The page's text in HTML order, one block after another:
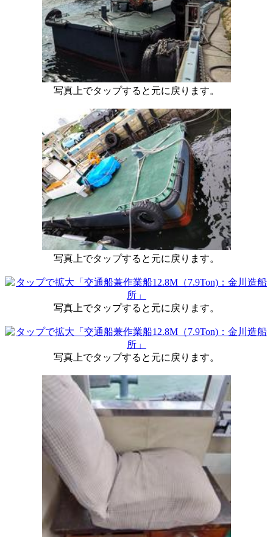
写真上でタップすると元に戻ります。
写真上でタップすると元に戻ります。
写真上でタップすると元に戻ります。
写真上でタップすると元に戻ります。